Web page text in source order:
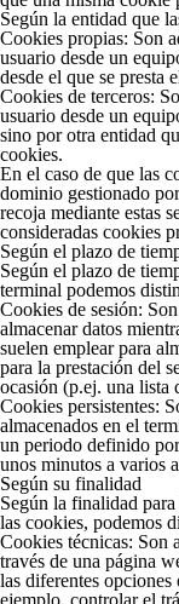
Según la entidad que
Cookies propias: Son
usuario desde un
desde el que se presta
Cookies de terceros:
usuario desde un
sino por otra entidad
cookies.
En el caso de que las
dominio gestionado
recoja mediante estas
consideradas cookies
Según el plazo de
Según el plazo de
terminal podemos
Cookies de sesión:
almacenar datos
suelen emplear para
para la prestación del
ocasión (p.ej. una lista
Cookies persistentes:
almacenados en el
un periodo definido
unos minutos a varios
Según su finalidad
Según la finalidad
las cookies, podemos
Cookies técnicas: Son
través de una página
las diferentes
ejemplo, controlar el